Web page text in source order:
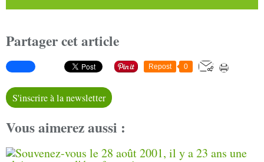
Partager cet article
Repost 0
S'inscrire à la newsletter
Vous aimerez aussi :